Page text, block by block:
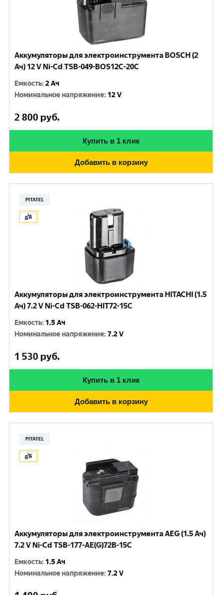
Аккумуляторы для электроинструмента BOSCH (2
Ач) 12 V Ni-Cd TSB-049-BOS12C-20C
Емкость:2 Ач
Номинальное напряжение: 12 V
2 800 руб.
Купить в 1 клик
Добавить в корзину
PITATEL
Аккумуляторы для электроинструмента HITACHI (1.5
Ач) 7.2 V Ni-Cd TSB-062-HIT72-15C
Емкость: 1.5 Ач
Номинальное напряжение:7.2 V
1 530 руб.
Купить в 1 клик
Добавить в корзину
PITATEL
Аккумуляторы для электроинструмента AEG (1.5 Ач)
7.2 V Ni-Cd TSB-177-AE(G)72B-15C
Емкость: 1.5 Ач
Номинальное напряжение:7.2 V